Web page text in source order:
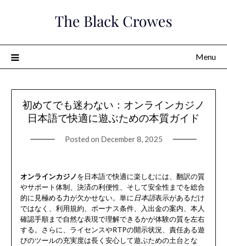
The Black Crowes
Menu
初めてでも迷わない：オンラインカジノ
日本語で快適に遊ぶための本質ガイド
Posted on December 8, 2025
オンラインカジノを日本語で快適に楽しむには、翻訳の質
やサポート体制、決済の利便性、そして安全性までを総合
的に見極める力が欠かせない。単に 日本語表示があるだけ
ではなく、利用規約、ボーナス条件、入出金の案内、本人
確認手順まで自然な表現で理解できるかが体験の質を左右
する。さらに、ライセンスやRTPの開示状況、責任ある遊
びのツールの充実度は長く安心して遊ぶための土台とな